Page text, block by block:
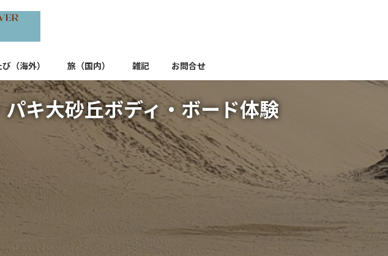
び（海外） 旅（国内） 雑記 お問合せ
キ大砂丘ボディ・ボード体験